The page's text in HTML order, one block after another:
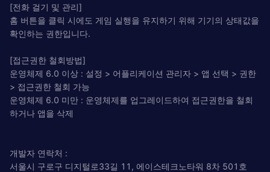
[전화 걸기 및 관리]
홈 버튼을 클릭 시에도 게임 실행을 유지하기 위해 기기의 상태값을
확인하는 권한입니다.
[접근권한 철회방법]
운영체제 6.0 이상 : 설정 > 어플리케이션 관리자 > 앱 선택 > 권한
> 접근권한 철회 가능
운영체제 6.0 미만 : 운영체제를 업그레이드하여 접근권한을 철회
하거나 앱을 삭제
개발자 연락처 :
서울시 구로구 디지털로33길 11, 에이스테크노타워 8차 501호